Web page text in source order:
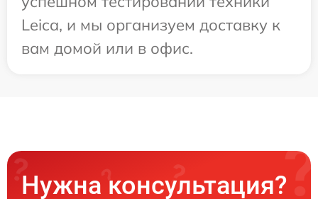
Leica, и мы организуем доставку к
вам домой или в офис.
Нужна консультация?